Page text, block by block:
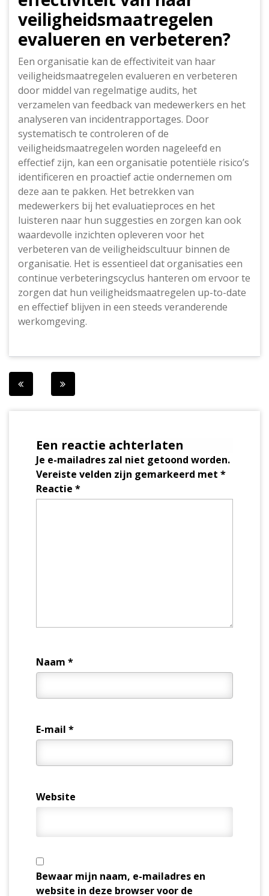
veiligheidsmaatregelen
evalueren en verbeteren?
Een organisatie kan de effectiviteit van haar
veiligheidsmaatregelen evalueren en verbeteren
door middel van regelmatige audits, het
verzamelen van feedback van medewerkers en het
analyseren van incidentrapportages. Door
systematisch te controleren of de
veiligheidsmaatregelen worden nageleefd en
effectief zijn, kan een organisatie potentiële risico’s
identificeren en proactief actie ondernemen om
deze aan te pakken. Het betrekken van
medewerkers bij het evaluatieproces en het
luisteren naar hun suggesties en zorgen kan ook
waardevolle inzichten opleveren voor het
verbeteren van de veiligheidscultuur binnen de
organisatie. Het is essentieel dat organisaties een
continue verbeteringscyclus hanteren om ervoor te
zorgen dat hun veiligheidsmaatregelen up-to-date
en effectief blijven in een steeds veranderende
werkomgeving.
Berichtnavigatie
Een reactie achterlaten
Je e-mailadres zal niet getoond worden.
Vereiste velden zijn gemarkeerd met *
Reactie *
Naam *
E-mail *
Website
Bewaar mijn naam, e-mailadres en
website in deze browser voor de